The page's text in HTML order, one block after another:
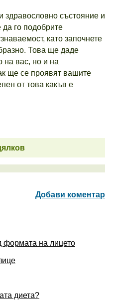
здравословно състояние и
го подобрите
като започнете
Това ще даде
на вас, но и на
ще се проявят вашите
от това какъв е
Добави коментар
формата на лицето
диета?